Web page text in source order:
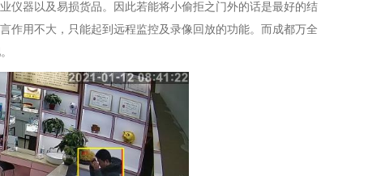
仪器以及易损货品。因此若能将小偷拒之门外的话是最好的结
作用不大，只能起到远程监控及录像回放的功能。而成都万全